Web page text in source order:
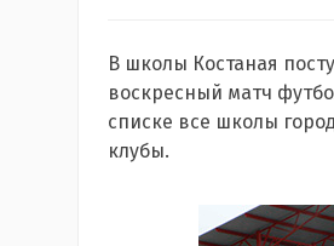
В школы Костаная
воскресный матч
списке все школы
клубы.